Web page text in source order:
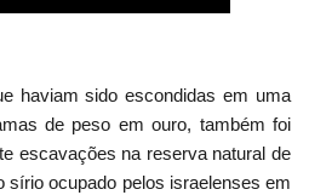
haviam sido escondidas em uma
de peso em ouro, também foi
escavações na reserva natural de
sírio ocupado pelos israelenses em